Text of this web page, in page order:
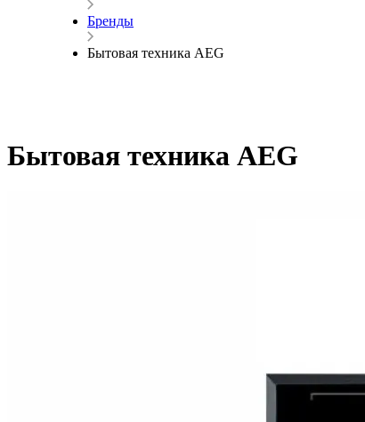
Бренды
Бытовая техника AEG
Бытовая техника AEG